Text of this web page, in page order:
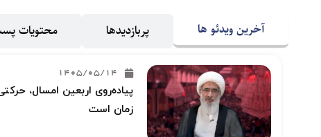
آخرین ویدئو ها پربازدیدها محتویات
1405/05/14
پیاده‌روی اربعین امسال،
زمان است